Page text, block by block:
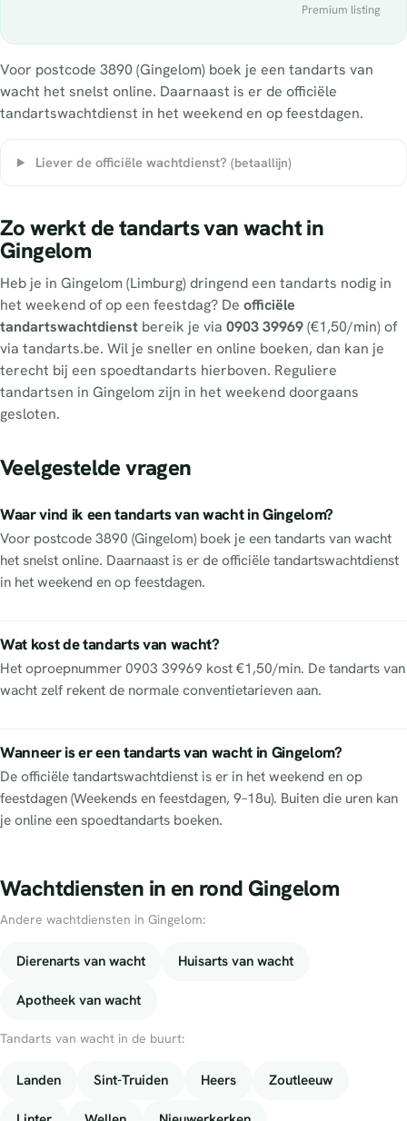
Premium listing
Voor postcode 3890 (Gingelom) boek je een tandarts van
wacht het snelst online. Daarnaast is er de officiële
tandartswachtdienst in het weekend en op feestdagen.
Liever de officiële wachtdienst? (betaallijn)
Zo werkt de tandarts van wacht in
Gingelom
Heb je in Gingelom (Limburg) dringend een tandarts nodig in
het weekend of op een feestdag? De officiële
tandartswachtdienst bereik je via 0903 39969(€1,50/min) of
via tandarts.be. Wil je sneller en online boeken, dan kan je
terecht bij een spoedtandarts hierboven. Reguliere
tandartsen in Gingelom zijn in het weekend doorgaans
gesloten.
Veelgestelde vragen
Waar vind ik een tandarts van wacht in Gingelom?
Voor postcode 3890 (Gingelom) boek je een tandarts van wacht
het snelst online. Daarnaast is er de officiële tandartswachtdienst
in het weekend en op feestdagen.
Wat kost de tandarts van wacht?
Het oproepnummer 0903 39969 kost €1,50/min. De tandarts van
wacht zelf rekent de normale conventietarieven aan.
Wanneer is er een tandarts van wacht in Gingelom?
De officiële tandartswachtdienst is er in het weekend en op
feestdagen (Weekends en feestdagen, 9–18u). Buiten die uren kan
je online een spoedtandarts boeken.
Wachtdiensten in en rond Gingelom
Andere wachtdiensten in Gingelom:
Dierenarts van wacht Huisarts van wacht
Apotheek van wacht
Tandarts van wacht in de buurt:
Landen Sint-Truiden Heers Zoutleeuw